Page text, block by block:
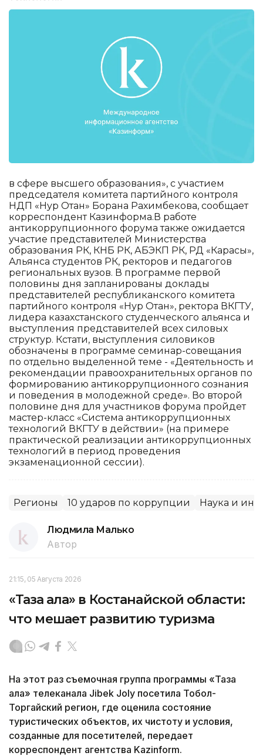
в сфере высшего образования», с участием
председателя комитета партийного контроля
НДП «Нур Отан» Борана Рахимбекова, сообщает
корреспондент Казинформа.В работе
антикоррупционного форума также ожидается
участие представителей Министерства
образования РК, КНБ РК, АБЭКП РК, РД «Карасы»,
Альянса студентов РК, ректоров и педагогов
региональных вузов. В программе первой
половины дня запланированы доклады
представителей республиканского комитета
партийного контроля «Нур Отан», ректора ВКГТУ,
лидера казахстанского студенческого альянса и
выступления представителей всех силовых
структур. Кстати, выступления силовиков
обозначены в программе семинар-совещания
по отдельно выделенной теме - «Деятельность и
рекомендации правоохранительных органов по
формированию антикоррупционного сознания
и поведения в молодежной среде». Во второй
половине дня для участников форума пройдет
мастер-класс «Система антикоррупционных
технологий ВКГТУ в действии» (на примере
практической реализации антикоррупционных
технологий в период проведения
экзаменационной сессии).
Регионы 10 ударов по коррупции Наука и
Людмила Малько
Автор
21:15, 05 Августа 2026
«Таза қала» в Костанайской области:
что мешает развитию туризма
На этот раз съемочная группа программы «Таза
қала» телеканала Jibek Joly посетила Тобол-
Торгайский регион, где оценила состояние
туристических объектов, их чистоту и условия,
созданные для посетителей, передает
корреспондент агентства Kazinform.